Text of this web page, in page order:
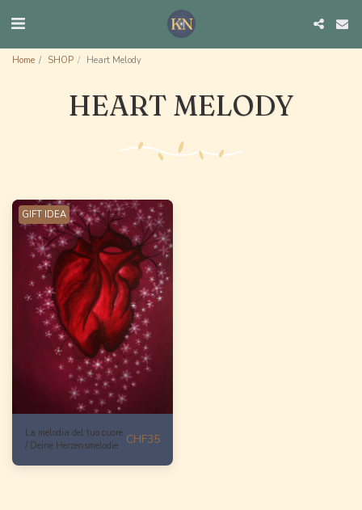
Home SHOP Heart Melody
HEART MELODY
GIFT IDEA
La melodia del tuo cuore
/ Deine Herzensmelodie
CHF35